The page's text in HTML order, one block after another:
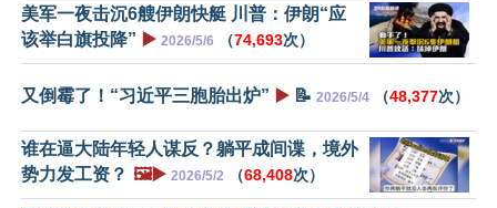
美军一夜击沉6艘伊朗快艇 川普：伊朗“应
该举白旗投降” ▶️ 2026/5/6 （74,693次）
又倒霉了！“习近平三胞胎出炉” ▶️ 📝 2026/5/4 （48,377次）
谁在逼大陆年轻人谋反？躺平成间谍，境外
势力发工资？ 🖼️▶️ 2026/5/2 （68,408次）